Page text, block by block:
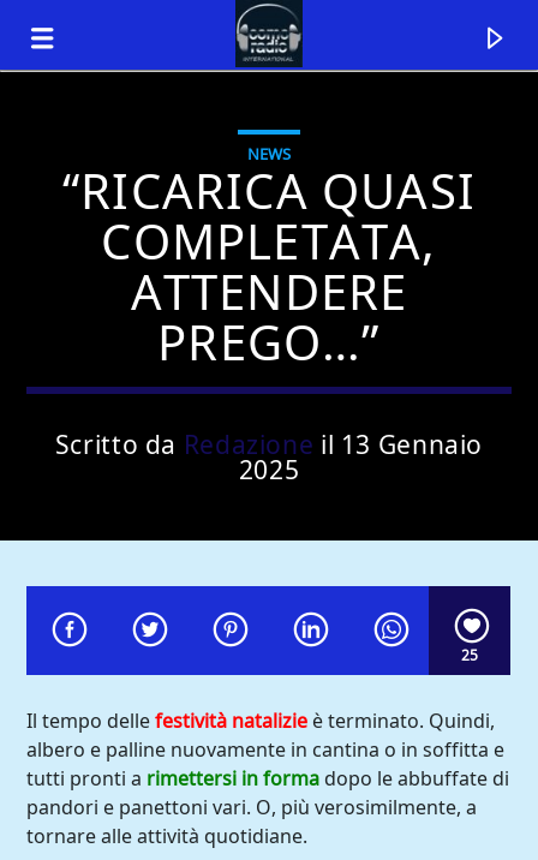
Traccia corrente
NEWS
“RICARICA QUASI
COMPLETATA,
ATTENDERE
PREGO…”
Scritto da Redazione il 13 Gennaio
2025
25
Il tempo dellefestività natalizie è terminato. Quindi,
albero e palline nuovamente in cantina o in soffitta e
tutti pronti a rimettersi in formadopo le abbuffate di
pandori e panettoni vari. O, più verosimilmente, a
tornare alle attività quotidiane.